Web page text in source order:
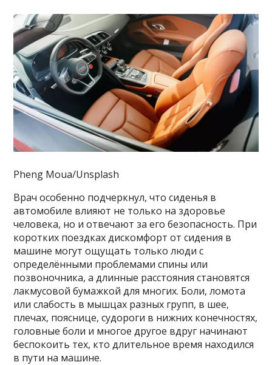
Pheng Moua/Unsplash
Врач особенно подчеркнул, что сиденья в
автомобиле влияют не только на здоровье
человека, но и отвечают за его безопасность. При
коротких поездках дискомфорт от сидения в
машине могут ощущать только люди с
определёнными проблемами спины или
позвоночника, а длинные расстояния становятся
лакмусовой бумажкой для многих. Боли, ломота
или слабость в мышцах разных групп, в шее,
плечах, пояснице, судороги в нижних конечностях,
головные боли и многое другое вдруг начинают
беспокоить тех, кто длительное время находился
в пути на машине.